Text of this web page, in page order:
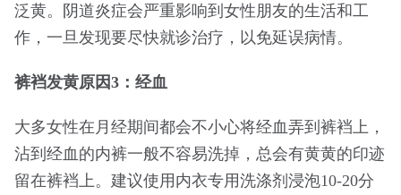
泛黄。阴道炎症会严重影响到女性朋友的生活和工
作，一旦发现要尽快就诊治疗，以免延误病情。
裤裆发黄原因3：经血
大多女性在月经期间都会不小心将经血弄到裤裆上，
沾到经血的内裤一般不容易洗掉，总会有黄黄的印迹
留在裤裆上。建议使用内衣专用洗涤剂浸泡10-20分